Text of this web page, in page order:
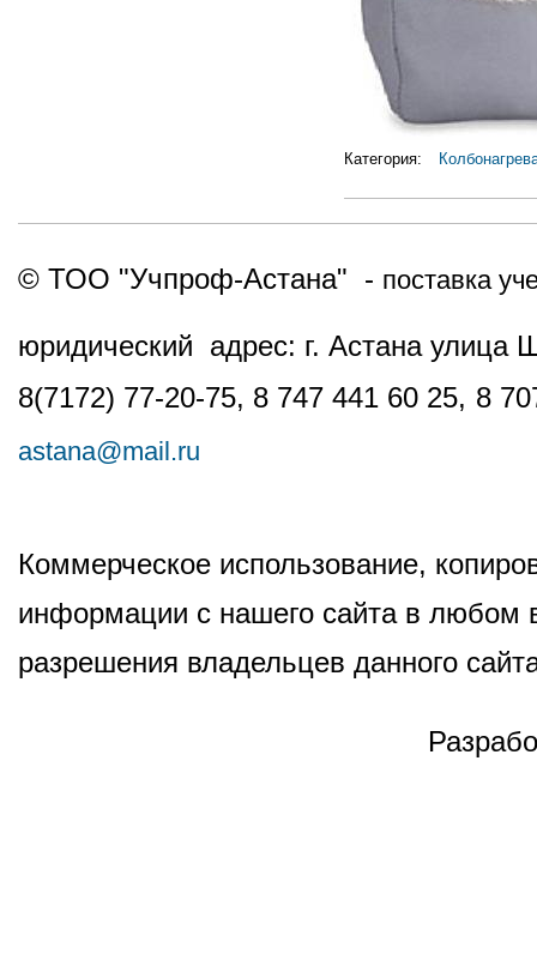
Категория:
© ТОО "Учпроф-Астана" - поставка
юридический адрес: г. Астана
8(7172) 77-20-75, 8 747 441 60 25, 8
astana@mail.ru
Коммерческое использование,
информации с нашего сайта в любом
разрешения владельцев данного